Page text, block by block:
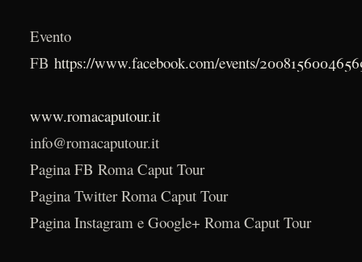
Evento
FB https://www.facebook.com/events/
www.romacaputour.it
info@romacaputour.it
Pagina FB Roma Caput Tour
Pagina Twitter Roma Caput Tour
Pagina Instagram e Google+ Roma Caput Tour